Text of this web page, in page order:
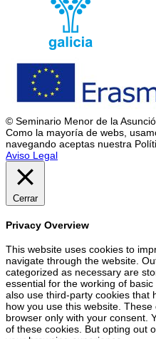
© Seminario Menor de la
Como la mayoría de webs,
navegando aceptas nuestra
Aviso Legal
Cerrar
Privacy Overview
This website uses cookies to
navigate through the website.
categorized as necessary are
essential for the working of
also use third-party cookies that
how you use this website.
browser only with your consent.
of these cookies. But opting out